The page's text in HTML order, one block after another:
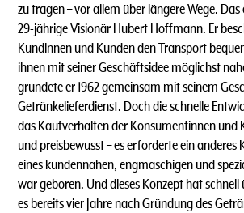
zu tragen – vor allem über längere Wege.
29-jährige Visionär Hubert Hoffmann. Er
Kundinnen und Kunden den Transport
ihnen mit seiner Geschäftsidee möglichst
gründete er 1962 gemeinsam mit seinem
Getränkelieferdienst. Doch die schnelle
das Kaufverhalten der Konsumentinnen und
und preisbewusst – es erforderte ein anderes
eines kundennahen, engmaschigen und
war geboren. Und dieses Konzept hat schnell
es bereits vier Jahre nach Gründung des